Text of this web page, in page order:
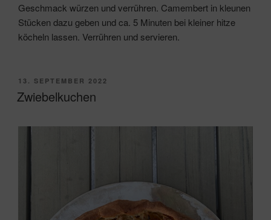
Geschmack würzen und verrühren. Camembert in kleunen
Stücken dazu geben und ca. 5 Minuten bei kleiner hitze
köcheln lassen. Verrühren und servieren.
VERÖFFENTLICHT
AM
13. SEPTEMBER 2022
Zwiebelkuchen